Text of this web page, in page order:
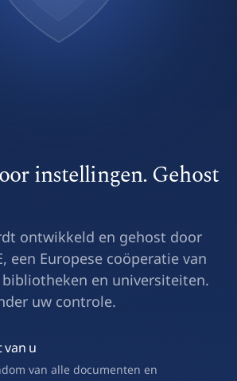
instellingen. Gehost
ontwikkeld en gehost door
een Europese coöperatie van
bibliotheken en universiteiten.
uw controle.
van u
van alle documenten en